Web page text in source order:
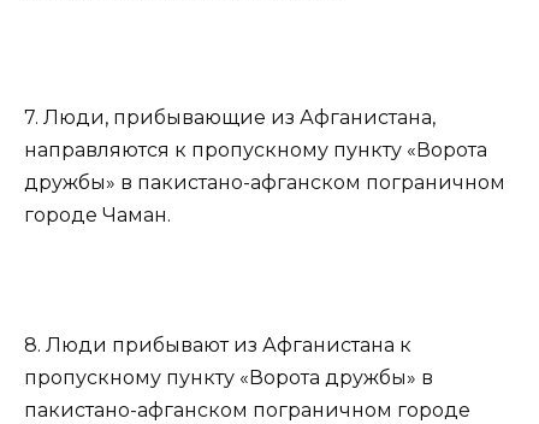
7. Люди, прибывающие из Афганистана,
направляются к пропускному пункту «Ворота
дружбы» в пакистано-афганском пограничном
городе Чаман.
8. Люди прибывают из Афганистана к
пропускному пункту «Ворота дружбы» в
пакистано-афганском пограничном городе